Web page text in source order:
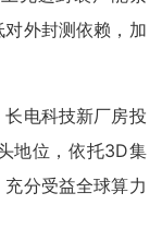
外封测依赖，加
电科技新厂房投
地位，依托3D集
分受益全球算力